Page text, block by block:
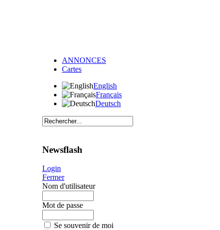
ANNONCES
Cartes
English
Français
Deutsch
Newsflash
Login
Fermer
Nom d'utilisateur
Mot de passe
Se souvenir de moi